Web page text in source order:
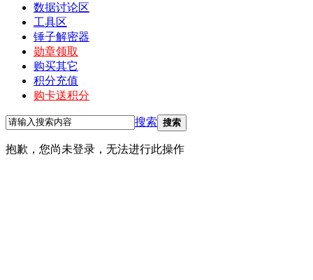
数据讨论区
工具区
锤子解密器
勋章领取
购买其它
积分充值
购卡送积分
搜索 搜索
抱歉，您尚未登录，无法进行此操作